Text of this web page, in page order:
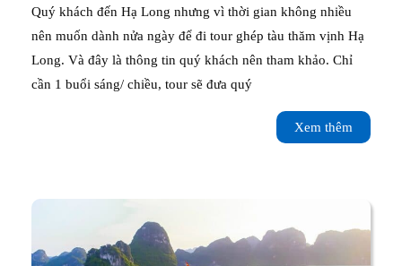
ghép
tàu
thăm
trong
ngày-
Quý khách đến Hạ Long nhưng vì thời gian không nhiều
nên muốn dành nửa ngày để đi tour ghép tàu thăm vịnh Hạ
Long. Và đây là thông tin quý khách nên tham khảo. Chỉ
cần 1 buổi sáng/ chiều, tour sẽ đưa quý
Xem thêm
thêm